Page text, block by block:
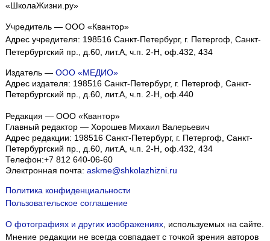
«ШколаЖизни.ру»
Учредитель — ООО «Квантор»
Адрес учредителя: 198516 Санкт-Петербург, г. Петергоф, Санкт-
Петербургский пр., д.60, лит.А, ч.п. 2-Н, оф.432, 434
Издатель — ООО «МЕДИО»
Адрес издателя: 198516 Санкт-Петербург, г. Петергоф, Санкт-
Петербургский пр., д.60, лит.А, ч.п. 2-Н, оф.440
Редакция — ООО «Квантор»
Главный редактор — Хорошев Михаил Валерьевич
Адрес редакции: 198516 Санкт-Петербург, г. Петергоф Санкт-
Петербургский пр., д.60, лит.А, ч.п. 2-Н, оф.432, 434
Телефон:+7 812 640-06-60
Электронная почта: askme@shkolazhizni.ru
Политика конфиденциальности
Пользовательское соглашение
О фотографиях и других изображениях, используемых на сайте.
Мнение редакции не всегда совпадает с точкой зрения авторов